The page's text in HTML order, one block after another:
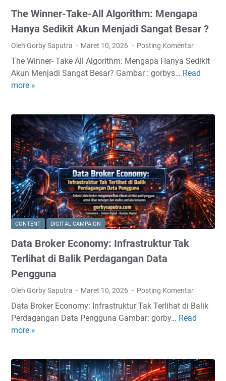
The Winner-Take-All Algorithm: Mengapa
Hanya Sedikit Akun Menjadi Sangat Besar ?
Oleh Gorby Saputra Maret 10, 2026 Posting Komentar
The Winner- Take All Algorithm: Mengapa Hanya Sedikit
Akun Menjadi Sangat Besar? Gambar : gorbys… Read
more »
T
i
n
n
e
r
-
T
a
k
e
-
A
l
A
l
g
t
h
CONTENT DIGITAL CAMPAIGN
Data Broker Economy: Infrastruktur Tak
Terlihat di Balik Perdagangan Data
Pengguna
Oleh Gorby Saputra Maret 10, 2026 Posting Komentar
Data Broker Economy: Infrastruktur Tak Terlihat di Balik
Perdagangan Data Pengguna Gambar: gorby… Read
more »
D
B